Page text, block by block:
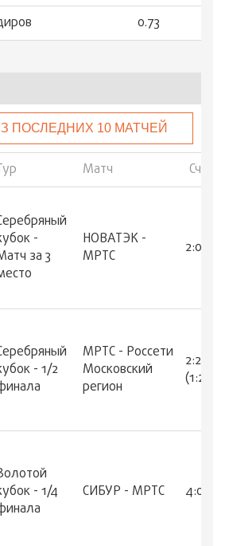
0.73
ПОСЛЕДНИХ 10 МАТЧЕЙ
Матч
Счет
-
за 3
НОВАТЭК -
МРТС
2:0
- 1/2
МРТС - Россети
Московский
регион
2:2
(1:2)
- 1/4
СИБУР - МРТС 4:0